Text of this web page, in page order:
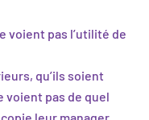
voient pas l’utilité de
qu’ils soient
voient pas de quel
leur manager.